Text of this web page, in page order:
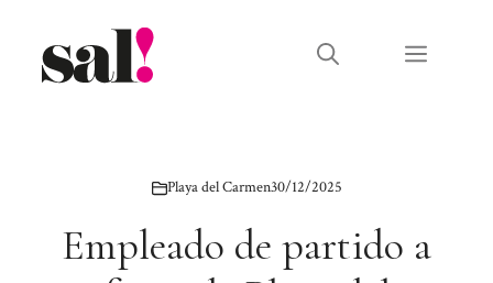
contenido
Menú
Playa del Carmen30/12/2025
Empleado de partido a